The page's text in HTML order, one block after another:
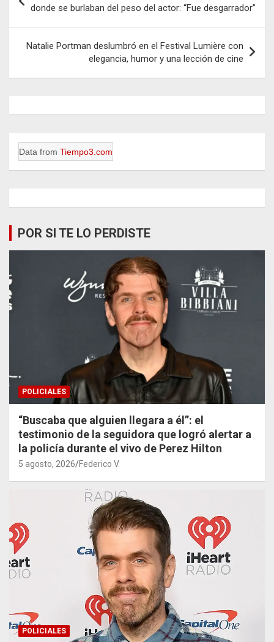
de
entradas
donde se burlaban del peso del actor: “Fue desgarrador”
Natalie Portman deslumbró en el Festival Lumière con
elegancia, humor y una lección de cine
Data from Tiempo3.com
POR SI TE LO PERDISTE
POLICIALES
“Buscaba que alguien llegara a él”: el
testimonio de la seguidora que logró alertar a
la policía durante el vivo de Perez Hilton
5 agosto, 2026 Federico V.
POLICIALES